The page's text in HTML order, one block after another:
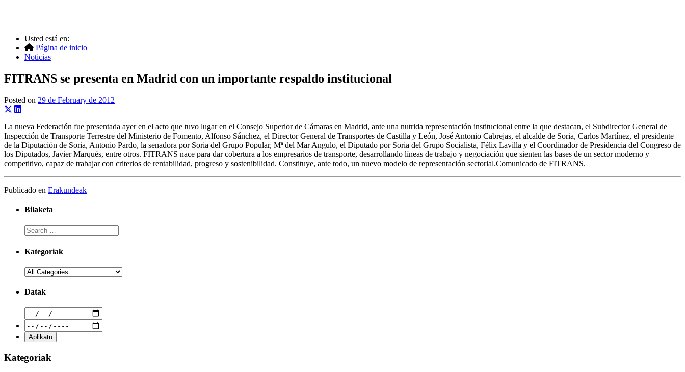
Usted está en:
Página de inicio
Noticias
FITRANS se presenta en Madrid con un importante respaldo institucional
Posted on 29 de February de 2012
La nueva Federación fue presentada ayer en el acto que tuvo lugar en el Consejo Superior de Cámaras en Madrid, ante una nutrida representación institucional entre la que destacan, el Subdirector General de
Inspección de Transporte Terrestre del Ministerio de Fomento, Alfonso Sánchez, el Director General de Transportes de Castilla y León, José Antonio Cabrejas, el alcalde de Soria, Carlos Martínez, el presidente
de la Diputación de Soria, Antonio Pardo, la senadora por Soria del Grupo Popular, Mª del Mar Angulo, el Diputado por Soria del Grupo Socialista, Félix Lavilla y el Coordinador de Presidencia del Congreso de
los Diputados, Javier Marqués, entre otros. FITRANS nace para dar cobertura a los empresarios de transporte, desarrollando líneas de trabajo y negociación que sienten las bases de un sector moderno y
competitivo, capaz de trabajar con criterios de rentabilidad, progreso y sostenibilidad. Constituye, ante todo, un nuevo modelo de representación sectorial.Comunicado de FITRANS.
Publicado en Erakundeak
Bilaketa
Kategoriak
Datak
Kategoriak